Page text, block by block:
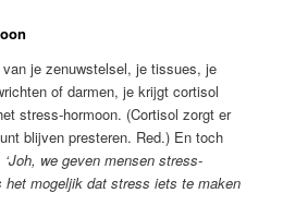
je zenuwstelsel, je tissues, je
of darmen, je krijgt cortisol
stress-hormoon. (Cortisol zorgt er
blijven presteren. Red.) En toch
‘Joh, we geven mensen stress-
het mogeljik dat stress iets te maken